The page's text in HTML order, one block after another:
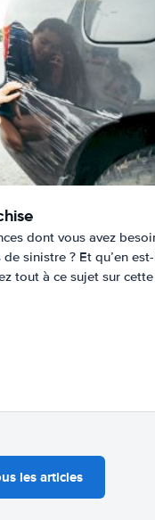
dont vous avez
sinistre ? Et qu’en
tout à ce sujet sur cette
les articles